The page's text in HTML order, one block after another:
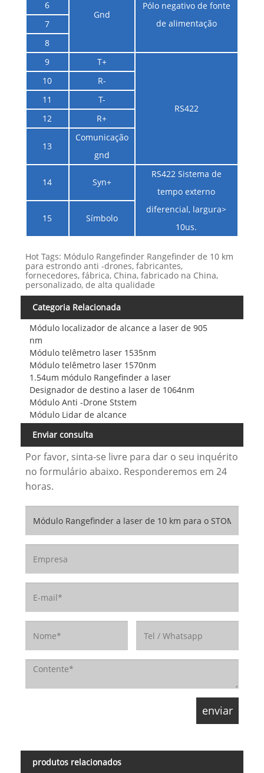
Gnd
Pólo negativo de fonte
de alimentação
6
7
8
9
T+
RS422
10
R-
11
T-
12
R+
13
Comunicação
gnd
14 Syn+
RS422 Sistema de
tempo externo
diferencial, largura>
10us.
15 Símbolo
Hot Tags: Módulo Rangefinder Rangefinder de 10 km
para estrondo anti -drones, fabricantes,
fornecedores, fábrica, China, fabricado na China,
personalizado, de alta qualidade
Categoria Relacionada
Módulo localizador de alcance a laser de 905
nm
Módulo telêmetro laser 1535nm
Módulo telêmetro laser 1570nm
1.54um módulo Rangefinder a laser
Designador de destino a laser de 1064nm
Módulo Anti -Drone Ststem
Módulo Lidar de alcance
Enviar consulta
Por favor, sinta-se livre para dar o seu inquérito
no formulário abaixo. Responderemos em 24
horas.
produtos relacionados